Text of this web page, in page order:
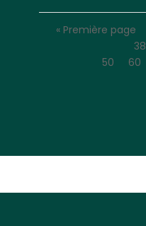
« Première page
38
50
60